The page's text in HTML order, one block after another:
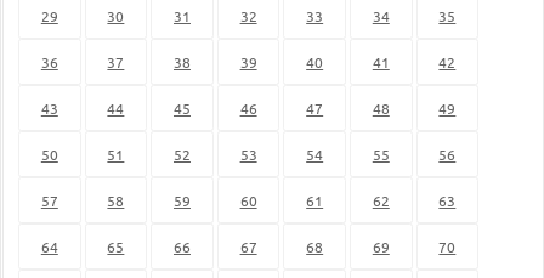
29 30 31 32 33 34 35
36 37 38 39 40 41 42
43 44 45 46 47 48 49
50 51 52 53 54 55 56
57 58 59 60 61 62 63
64 65 66 67 68 69 70